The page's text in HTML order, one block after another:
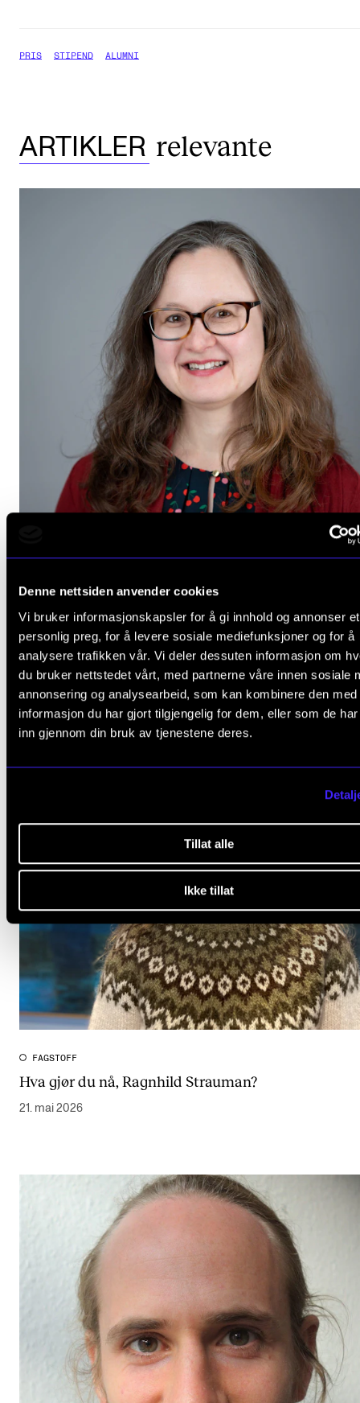
Denne nettsiden anvender cookies
Vi bruker informasjonskapsler for å gi innhold og annonser et
personlig preg, for å levere sosiale mediefunksjoner og for å
analysere trafikken vår. Vi deler dessuten informasjon om
du bruker nettstedet vårt, med partnerne våre innen sosiale
annonsering og analysearbeid, som kan kombinere den med
informasjon du har gjort tilgjengelig for dem, eller som de
inn gjennom din bruk av tjenestene deres.
Tillat alle
Ikke tillat
PRIS STIPEND ALUMNI
ARTIKLER relevante
Hva gjør du nå, Aslaug Louise Slette?
22. juni 2026
FAGSTOFF
Hva gjør du nå, Ragnhild Strauman?
21. mai 2026